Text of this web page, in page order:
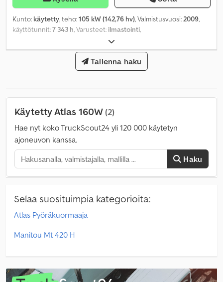
Kunto: käytetty, teho:105 kW (142,76 hv), Valmistusvuosi: 2009,
käyttötunnit:7 343 h , Varusteet: ilmastointi
Tallenna haku
Käytetty Atlas 160W(2)
Hae nyt koko TruckScout24 yli 120 000 käytetyn
ajoneuvon kanssa.
Haku
Selaa suosituimpia kategorioita:
Atlas Pyöräkuormaaja
Manitou Mt 420 H